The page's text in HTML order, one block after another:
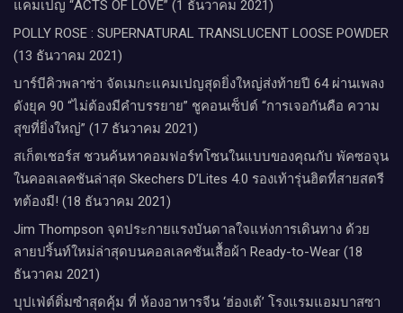
แคมเปญ “ACTS OF LOVE” (1 ธันวาคม 2021)
POLLY ROSE : SUPERNATURAL TRANSLUCENT LOOSE POWDER
(13 ธันวาคม 2021)
บาร์บีคิวพลาซ่า จัดเมกะแคมเปญสุดยิ่งใหญ่ส่งท้ายปี 64 ผ่านเพลง
ดังยุค 90 “ไม่ต้องมีคำบรรยาย” ชูคอนเซ็ปต์ “การเจอกันคือ ความ
สุขที่ยิ่งใหญ่” (17 ธันวาคม 2021)
สเก็ตเชอร์ส ชวนค้นหาคอมฟอร์ทโซนในแบบของคุณกับ พัคซอจุน
ในคอลเลคชันล่าสุด Skechers D’Lites 4.0 รองเท้ารุ่นฮิตที่สายสตรี
ทต้องมี! (18 ธันวาคม 2021)
Jim Thompson จุดประกายแรงบันดาลใจแห่งการเดินทาง ด้วย
ลายปริ้นท์ใหม่ล่าสุดบนคอลเลคชันเสื้อผ้า Ready-to-Wear (18
ธันวาคม 2021)
บุปเฟ่ต์ติ่มซำสุดคุ้ม ที่ ห้อง​อาหารจีน​ ‘ฮ่องเต้’ โรงแรม​แอม​บาส​ซา​